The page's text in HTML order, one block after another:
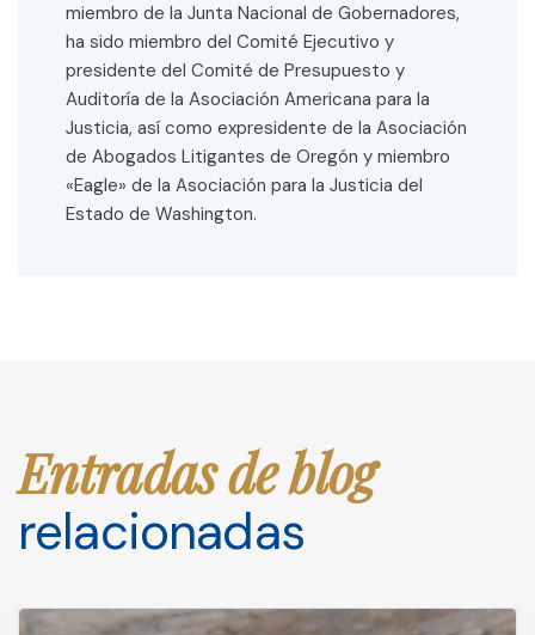
miembro de la Junta Nacional de Gobernadores,
ha sido miembro del Comité Ejecutivo y
presidente del Comité de Presupuesto y
Auditoría de la Asociación Americana para la
Justicia, así como expresidente de la Asociación
de Abogados Litigantes de Oregón y miembro
«Eagle» de la Asociación para la Justicia del
Estado de Washington.
Entradas de blog
relacionadas